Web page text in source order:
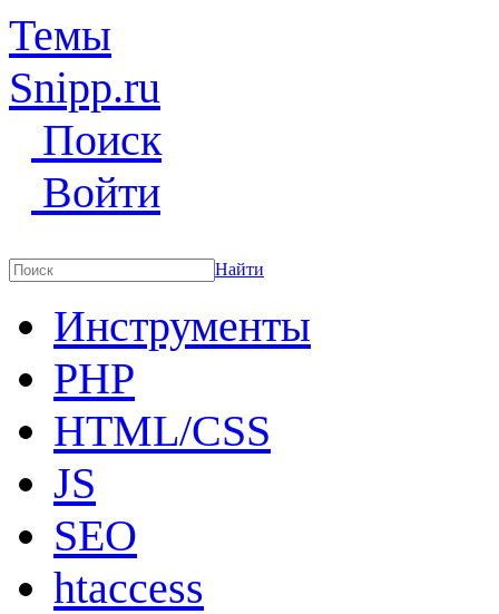
Темы
Snipp.ru
Поиск
Войти
Найти
Инструменты
PHP
HTML/CSS
JS
SEO
htaccess